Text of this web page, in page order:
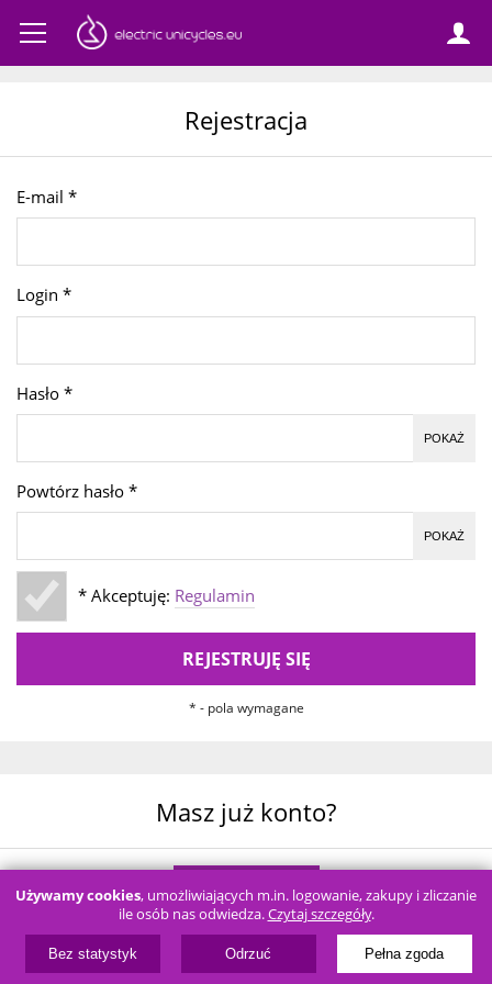
Rejestracja
E-mail *
Login *
Hasło*
POKAŻ
Powtórz hasło*
POKAŻ
* Akceptuję: Regulamin
REJESTRUJĘ SIĘ
* - pola wymagane
Masz już konto?
LOGOWANIE
Używamy cookies, umożliwiających m.in. logowanie, zakupy i zliczanie
ile osób nas odwiedza.Czytaj szczegóły.
Bez statystyk Odrzuć Pełna zgoda